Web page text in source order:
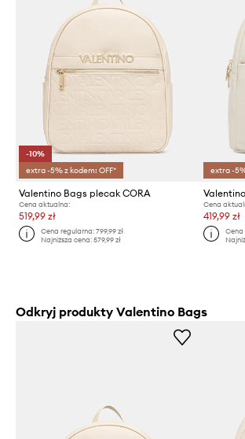
-10%
extra -5% z kodem: OFF*
Valentino Bags plecak CORA
Cena aktualna:
519,99 zł
Cena regularna:799,99 zł
Najniższa cena:579,99 zł
extra -
Cena
419,99 zł
Cena
Odkryj produkty Valentino Bags